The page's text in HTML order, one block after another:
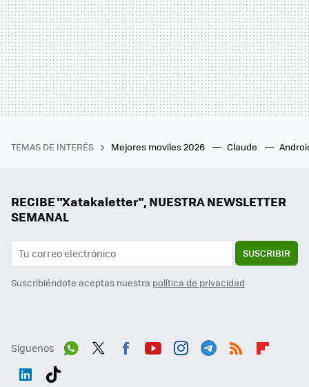
TEMAS DE INTERÉS Mejores moviles 2026 Claude
RECIBE "Xatakaletter", NUESTRA NEWSLETTER
SEMANAL
SUSCRIBIR
Suscribiéndote aceptas nuestra política de privacidad
Síguenos